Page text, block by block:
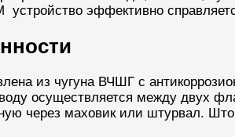
устройство эффективно
из чугуна ВЧШГ с
осуществляется между двух
через маховик или штурвал.